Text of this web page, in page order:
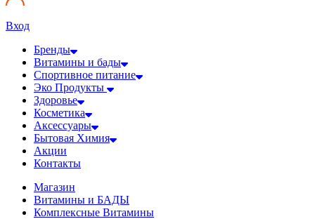
Вход
Бренды
Витамины и бады
Спортивное питание
Эко Продукты
Здоровье
Косметика
Аксессуары
Бытовая Химия
Акции
Контакты
Магазин
Витамины и БАДЫ
Комплексные Витамины